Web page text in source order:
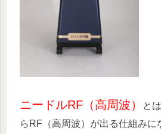
ニードルRF（高周波）
と
らRF（高周波）が出る仕組みに